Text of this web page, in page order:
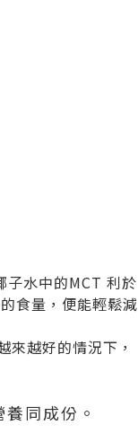
水中的MCT 利於
食量，便能輕鬆減
越好的情況下，
同成份。